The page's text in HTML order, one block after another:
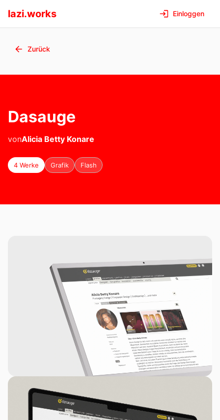
lazi.works Einloggen
Zurück
Dasauge
vonAlicia Betty Konare
4 Werke Grafik Flash